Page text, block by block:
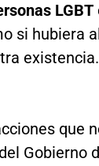
LGBT
si hubiera
existencia.
que
Gobierno